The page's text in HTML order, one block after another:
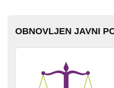
OBNOVLJEN JAVNI